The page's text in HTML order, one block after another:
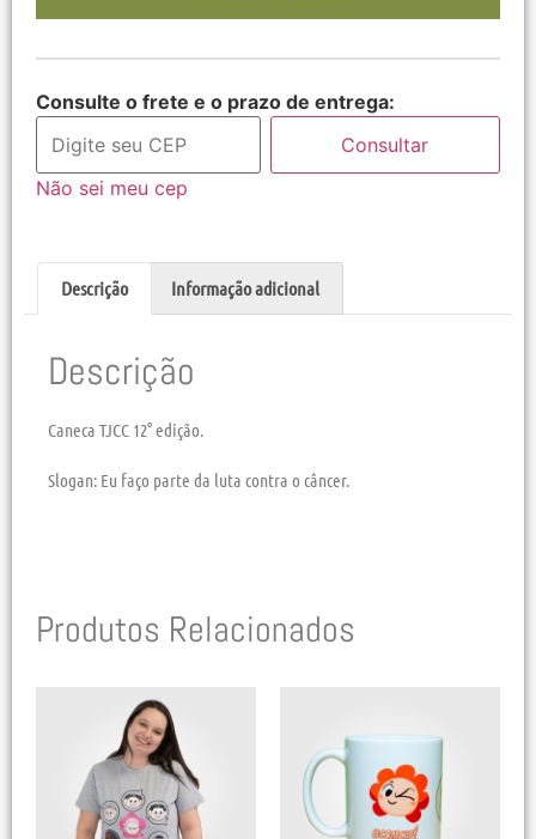
Consulte o frete e o prazo de entrega:
Consultar
Não sei meu cep
Descrição Informação adicional
Descrição
Caneca TJCC 12° edição.
Slogan: Eu faço parte da luta contra o câncer.
Produtos Relacionados